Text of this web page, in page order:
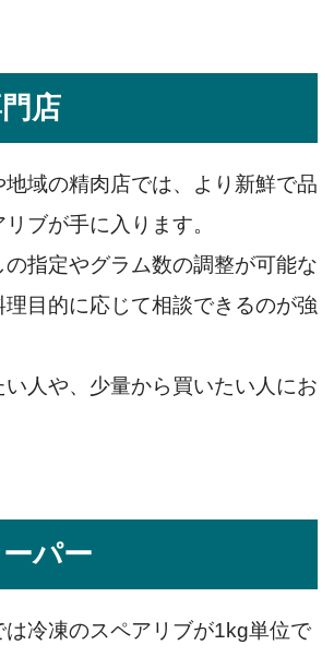
店
域の精肉店では、より新鮮で品
ブが手に入ります。
指定やグラム数の調整が可能な
目的に応じて相談できるのが強
人や、少量から買いたい人にお
パー
冷凍のスペアリブが1kg単位で